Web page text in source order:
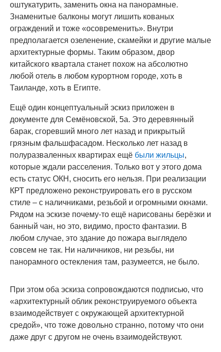
оштукатурить, заменить окна на панорамные.
Знаменитые балконы могут лишить кованых
ограждений и тоже «осовременить». Внутри
предполагается озеленение, скамейки и другие малые
архитектурные формы. Таким образом, двор
китайского квартала станет похож на абсолютно
любой отель в любом курортном городе, хоть в
Таиланде, хоть в Египте.
Ещё один концептуальный эскиз приложен в
документе для Семёновской, 5а. Это деревянный
барак, сгоревший много лет назад и прикрытый
грязным фальшфасадом. Несколько лет назад в
полуразваленных квартирах ещё были жильцы,
которые ждали расселения. Только вот у этого дома
есть статус ОКН, сносить его нельзя. При реализации
КРТ предложено реконструировать его в русском
стиле – с наличниками, резьбой и огромными окнами.
Рядом на эскизе почему-то ещё нарисованы берёзки и
банный чан, но это, видимо, просто фантазии. В
любом случае, это здание до пожара выглядело
совсем не так. Ни наличников, ни резьбы, ни
панорамного остекления там, разумеется, не было.
При этом оба эскиза сопровождаются подписью, что
«архитектурный облик реконструируемого объекта
взаимодействует с окружающей архитектурной
средой», что тоже довольно странно, потому что они
даже друг с другом не очень взаимодействуют.